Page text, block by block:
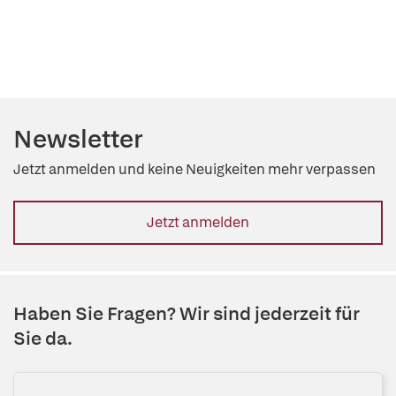
Newsletter
Jetzt anmelden und keine Neuigkeiten mehr verpassen
Jetzt anmelden
Haben Sie Fragen? Wir sind jederzeit für
Sie da.